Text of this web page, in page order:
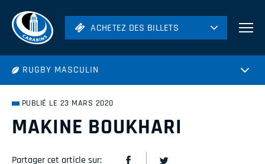
ACHETEZ DES BILLETS
Hockey
ACHETEZ DES BILLETS
RUGBY MASCULIN
PUBLIÉ LE 23 MARS 2020
MAKINE BOUKHARI
Partager cet article sur: